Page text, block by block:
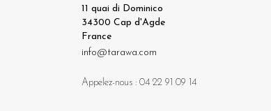
11 quai di Dominico
34300 Cap d'Agde
France
info@tarawa.com
Appelez-nous : 04 22 91 09 14